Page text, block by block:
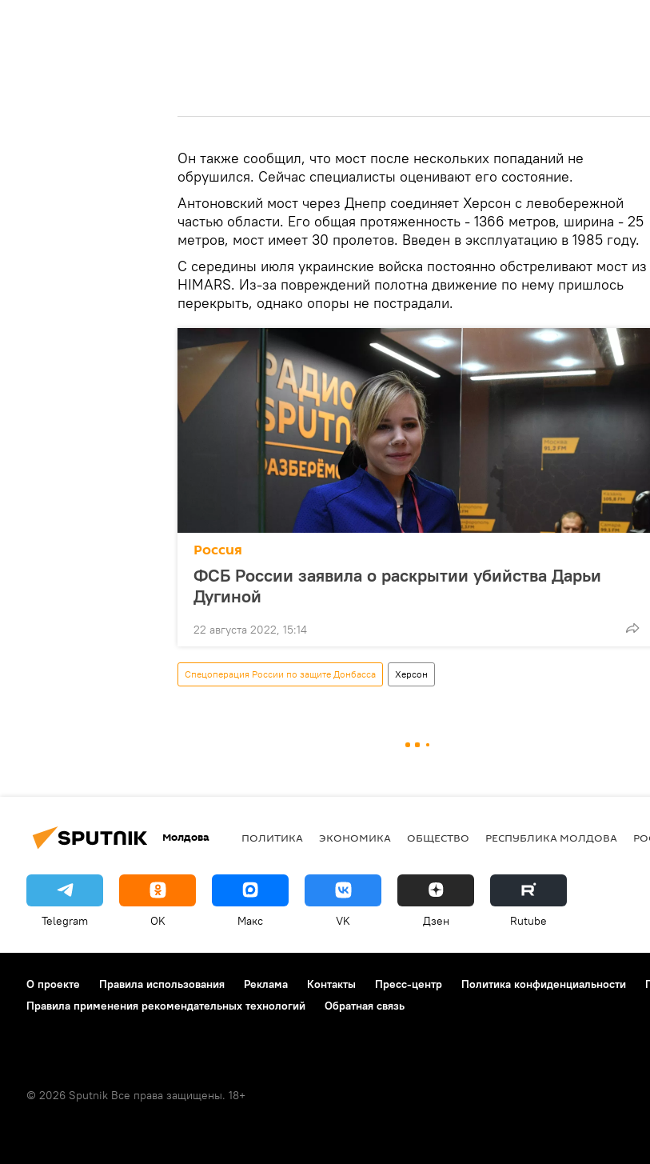
Он также сообщил, что мост после нескольких попаданий не
обрушился. Сейчас специалисты оценивают его состояние.
Антоновский мост через Днепр соединяет Херсон с левобережной
частью области. Его общая протяженность - 1366 метров, ширина - 25
метров, мост имеет 30 пролетов. Введен в эксплуатацию в 1985 году.
С середины июля украинские войска постоянно обстреливают мост из
HIMARS. Из-за повреждений полотна движение по нему пришлось
перекрыть, однако опоры не пострадали.
Россия
ФСБ России заявила о раскрытии убийства Дарьи
Дугиной
22 августа 2022, 15:14
Спецоперация России по защите Донбасса Херсон
Молдова ПОЛИТИКА ЭКОНОМИКА ОБЩЕСТВО РЕСПУБЛИКА МОЛДОВА
Telegram OK Макс VK Дзен Rutube
О проекте Правила использования Реклама Контакты Пресс-центр Политика конфиденциальности
Правила применения рекомендательных технологий
Обратная связь
© 2026 Sputnik Все права защищены. 18+